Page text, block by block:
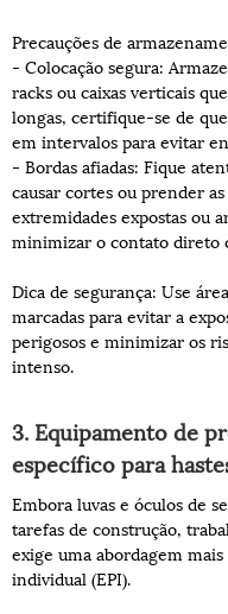
Precauções de
- Colocação segura:
racks ou caixas verticais
longas, certifique-se de
em intervalos para evitar
- Bordas afiadas: Fique
causar cortes ou prender
extremidades expostas ou
minimizar o contato direto
Dica de segurança: Use
marcadas para evitar a
perigosos e minimizar os
intenso.
3. Equipamento de
específico para
Embora luvas e óculos de
tarefas de construção,
exige uma abordagem
individual (EPI).